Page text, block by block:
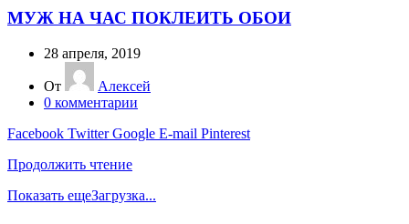
МУЖ НА ЧАС ПОКЛЕИТЬ ОБОИ
28 апреля, 2019
От
Алексей
0 комментарии
Facebook Twitter Google E-mail Pinterest
Продолжить чтение
Показать ещеЗагрузка...